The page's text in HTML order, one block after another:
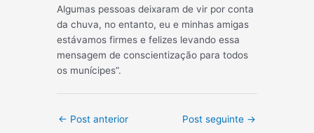
Algumas pessoas deixaram de vir por conta
da chuva, no entanto, eu e minhas amigas
estávamos firmes e felizes levando essa
mensagem de conscientização para todos
os munícipes”.
Post
← Post anterior Post seguinte →